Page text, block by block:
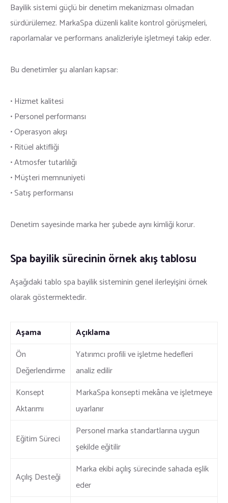
Bayilik sistemi güçlü bir denetim mekanizması olmadan
sürdürülemez. MarkaSpa düzenli kalite kontrol görüşmeleri,
raporlamalar ve performans analizleriyle işletmeyi takip eder.
Bu denetimler şu alanları kapsar:
• Hizmet kalitesi
• Personel performansı
• Operasyon akışı
• Ritüel aktifliği
• Atmosfer tutarlılığı
• Müşteri memnuniyeti
• Satış performansı
Denetim sayesinde marka her şubede aynı kimliği korur.
Spa bayilik sürecinin örnek akış tablosu
Aşağıdaki tablo spa bayilik sisteminin genel ilerleyişini örnek
olarak göstermektedir.
Aşama
Açıklama
Ön
Değerlendirme
Yatırımcı profili ve işletme hedefleri
analiz edilir
Konsept
Aktarımı
MarkaSpa konsepti mekâna ve işletmeye
uyarlanır
Eğitim Süreci
Personel marka standartlarına uygun
şekilde eğitilir
Açılış Desteği
Marka ekibi açılış sürecinde sahada eşlik
eder